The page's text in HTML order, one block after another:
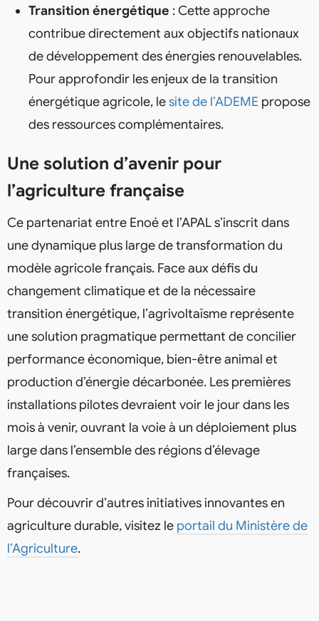
Transition énergétique : Cette approche
contribue directement aux objectifs nationaux
de développement des énergies renouvelables.
Pour approfondir les enjeux de la transition
énergétique agricole, lesite de l’ADEME propose
des ressources complémentaires.
Une solution d’avenir pour
l’agriculture française
Ce partenariat entre Enoé et l’APAL s’inscrit dans
une dynamique plus large de transformation du
modèle agricole français. Face aux défis du
changement climatique et de la nécessaire
transition énergétique, l’agrivoltaïsme représente
une solution pragmatique permettant de concilier
performance économique, bien-être animal et
production d’énergie décarbonée. Les premières
installations pilotes devraient voir le jour dans les
mois à venir, ouvrant la voie à un déploiement plus
large dans l’ensemble des régions d’élevage
françaises.
Pour découvrir d’autres initiatives innovantes en
agriculture durable, visitez le portail du Ministère de
l’Agriculture.